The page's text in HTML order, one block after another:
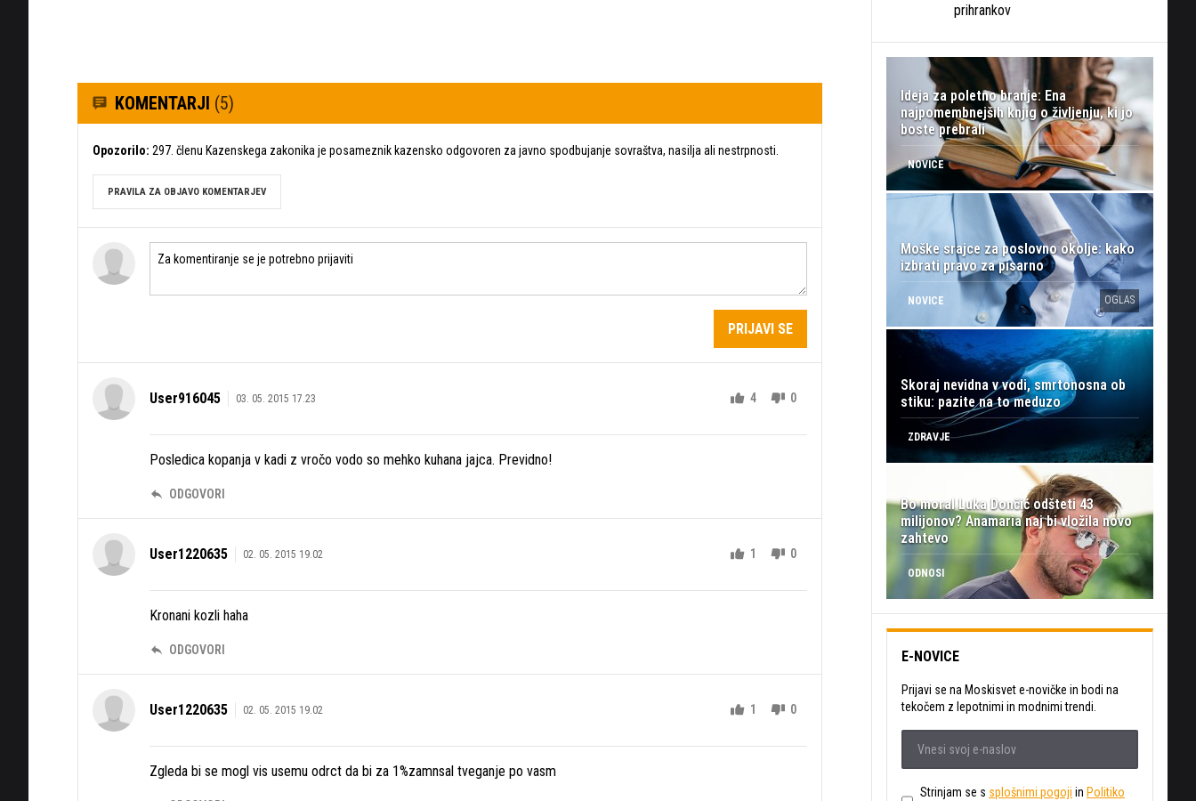
KOMENTARJI (5)
Opozorilo: 297. členu Kazenskega zakonika je posameznik kazensko odgovoren za javno spodbujanje sovraštva, nasilja ali nestrpnosti.
PRAVILA ZA OBJAVO KOMENTARJEV
PRIJAVI SE
User916045 03. 05. 2015 17.23 4 0
Posledica kopanja v kadi z vročo vodo so mehko kuhana jajca. Previdno!
ODGOVORI
User1220635 02. 05. 2015 19.02 1 0
Kronani kozli haha
ODGOVORI
User1220635 02. 05. 2015 19.02 1 0
Zgleda bi se mogl vis usemu odrct da bi za 1%zamnsal tveganje po vasm
prihrankov
Ideja za poletno branje: Ena
najpomembnejših knjig o življenju, ki jo
boste prebrali
NOVICE
Moške srajce za poslovno okolje: kako
izbrati pravo za pisarno
NOVICE OGLAS
Skoraj nevidna v vodi, smrtonosna ob
stiku: pazite na to meduzo
ZDRAVJE
Bo moral Luka Dončić odšteti 43
milijonov? Anamaria naj bi vložila novo
zahtevo
ODNOSI
E-NOVICE
Prijavi se na Moskisvet e-novičke in bodi na
tekočem z lepotnimi in modnimi trendi.
Strinjam se s splošnimi pogoji in Politiko